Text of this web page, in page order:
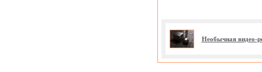
Необычная видео-